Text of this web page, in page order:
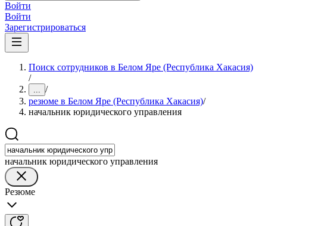
Войти
Войти
Зарегистрироваться
Поиск сотрудников в Белом Яре (Республика Хакасия)
/
... /
резюме в Белом Яре (Республика Хакасия)/
начальник юридического управления
начальник юридического управления
Резюме